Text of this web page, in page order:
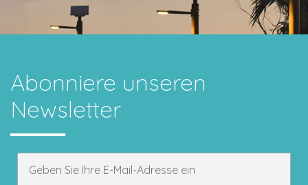
Abonniere unseren
Newsletter